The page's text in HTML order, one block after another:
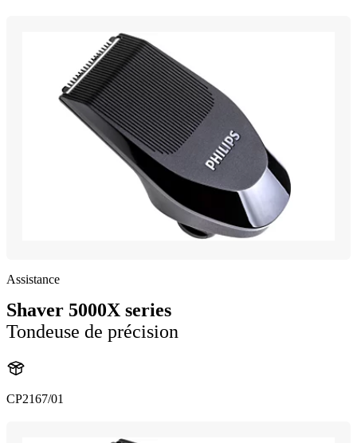
Assistance
Shaver 5000X series
Tondeuse de précision
CP2167/01